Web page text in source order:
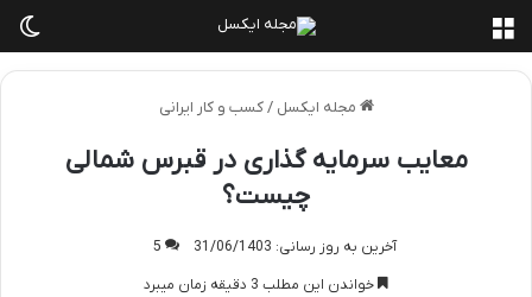
مجله ایکسل / کسب و کار ایرانی
معایب سرمایه گذاری در قبرس شمالی
چیست؟
آخرین به روز رسانی: 31/06/1403
5
خواندن این مطلب 3 دقیقه زمان میبرد